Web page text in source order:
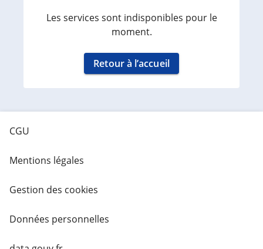
Les services sont indisponibles pour le
moment.
Retour à l’accueil
CGU
Mentions légales
Gestion des cookies
Données personnelles